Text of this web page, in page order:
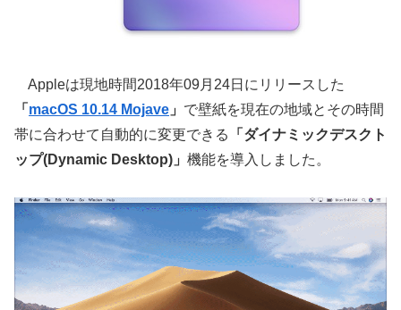
Appleは現地時間2018年09月24日にリリースした
「 macOS 10.14 Mojave 」 で壁紙を現在の地域とその時間
帯に合わせて自動的に変更できる
「ダイナミックデスクト
ップ(Dynamic Desktop)」 機能を導入しました。